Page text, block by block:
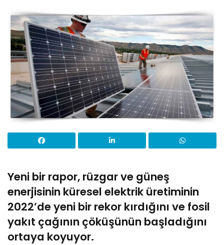
Yeni bir rapor, rüzgar ve güneş
enerjisinin küresel elektrik üretiminin
2022’de yeni bir rekor kırdığını ve fosil
yakıt çağının çöküşünün başladığını
ortaya koyuyor.